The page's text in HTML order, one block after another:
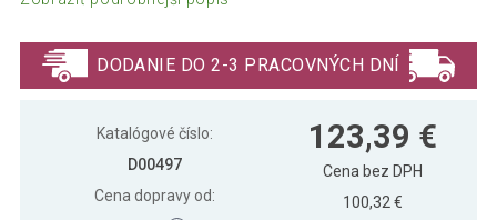
DODANIE DO 2-3 PRACOVNÝCH DNÍ
Katalógové číslo:
D00497
Cena dopravy od:
123,39 €
Cena bez DPH
100,32 €